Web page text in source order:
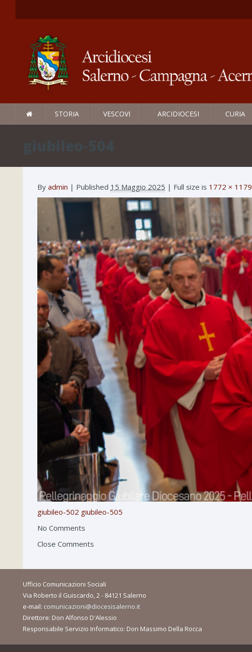
STORIA VESCOVI ARCIDIOCESI CURIA
By admin | Published 15 Maggio 2025 | Full size is 1772 × 1179
giubileo-502 giubileo-505
No Comments
Close Comments
Ufficio Comunicazioni Sociali
Via Roberto il Guiscardo, 2 - 84121 Salerno
e-mail: comunicazioni@diocesisalerno.it
Direttore: Don Alfonso D'Alessio
Responsabile Servizio Informatico: Don Massimo Della Rocca